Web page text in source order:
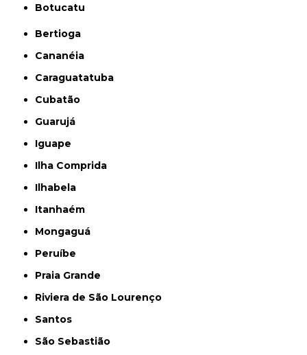
Botucatu
Bertioga
Cananéia
Caraguatatuba
Cubatão
Guarujá
Iguape
Ilha Comprida
Ilhabela
Itanhaém
Mongaguá
Peruíbe
Praia Grande
Riviera de São Lourenço
Santos
São Sebastião